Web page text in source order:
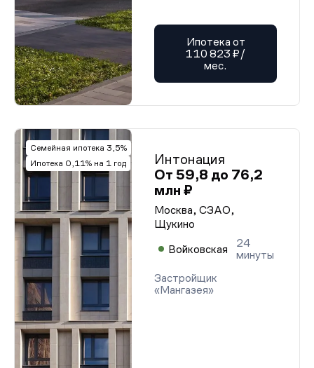
Ипотека от
110 823 ₽/
мес.
Семейная ипотека 3,5%
Ипотека 0,11% на 1 год
Интонация
От 59,8 до 76,2
млн ₽
Москва, СЗАО,
Щукино
Войковская
24
минуты
Застройщик
«Мангазея»